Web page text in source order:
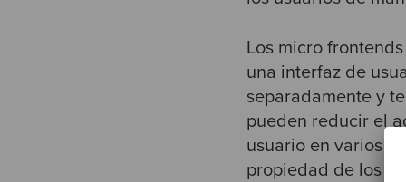
Los micro
una interfaz de
separadamente y
pueden reducir el
usuario en varios
propiedad de los